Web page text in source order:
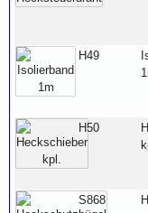
H49
H50
S868